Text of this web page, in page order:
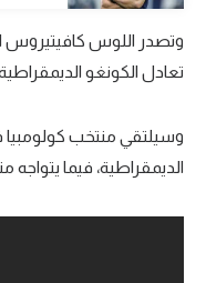
تحليل في الجول
حكايات في الجول
فيديو في الجول
تعادل الكونغو
وسيلتقي منتخب كولومبيا
الديمقراطية، فيما يتواجه